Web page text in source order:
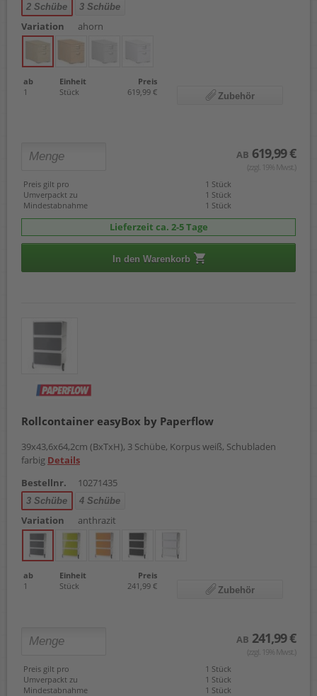
2 Schübe 3 Schübe
Variation ahorn
ab Einheit
Preis
1
Stück 619,99 € Zubehör
AB 619,99 €
(zzgl. 19% Mwst.)
Preis gilt pro
1 Stück
Umverpackt zu
1 Stück
Mindestabnahme
1 Stück
Lieferzeit ca. 2-5 Tage
In den Warenkorb
Rollcontainer easyBox by Paperflow
39x43,6x64,2cm (BxTxH), 3 Schübe, Korpus weiß, Schubladen
farbig Details
Bestellnr.
10271435
3 Schübe 4 Schübe
Variation anthrazit
ab Einheit
Preis
1
Stück 241,99 € Zubehör
AB 241,99 €
(zzgl. 19% Mwst.)
Preis gilt pro
1 Stück
Umverpackt zu
1 Stück
Mindestabnahme
1 Stück